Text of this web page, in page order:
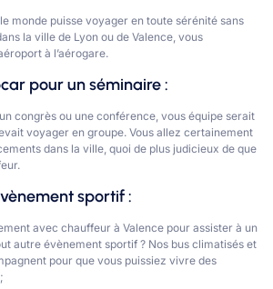
monde puisse voyager en toute sérénité sans
la ville de Lyon ou de Valence, vous
à l’aérogare.
pour un séminaire :
congrès ou une conférence, vous équipe serait
voyager en groupe. Vous allez certainement
dans la ville, quoi de plus judicieux de que
sportif :
avec chauffeur à Valence pour assister à un
autre évènement sportif ? Nos bus climatisés et
pour que vous puissiez vivre des